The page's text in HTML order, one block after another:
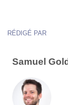
RÉDIGÉ PAR
Samuel